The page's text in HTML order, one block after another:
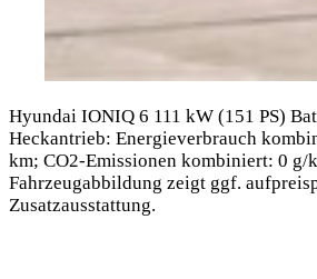
Hyundai IONIQ 6 111 kW (151 PS)
Heckantrieb: Energieverbrauch
km; CO2-Emissionen kombiniert: 0 g/
Fahrzeugabbildung zeigt ggf.
Zusatzausstattung.